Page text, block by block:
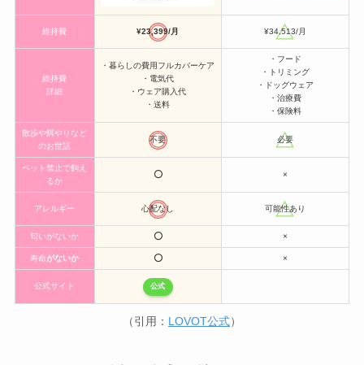
維持費 ¥23,399/月 ¥34,513/月
維持費
詳細
・暮らしの費用フルカバーケア
・電気代
・ウェア購入代
・送料
・フード
・トリミング
・ドッグウェア
・治療費
・保険料
散歩や餌やりなど
のお世話
不要 必要
ペット禁止で飼え
るか
⭕️ ×
アレルギー 心配なし 可能性あり
匂いがないか ⭕️ ×
寿命がないか ⭕️ ×
公式サイト 公式
（引用： LOVOT公式）